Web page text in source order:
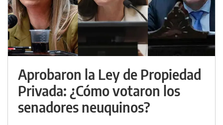
Aprobaron la Ley de Propiedad
Privada: ¿Cómo votaron los
senadores neuquinos?